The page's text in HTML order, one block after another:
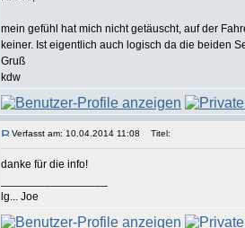
mein gefühl hat mich nicht getäuscht, auf der
keiner. Ist eigentlich auch logisch da die beiden
Gruß
kdw
Verfasst am: 10.04.2014 11:08 Titel:
danke für die info!
lg... Joe